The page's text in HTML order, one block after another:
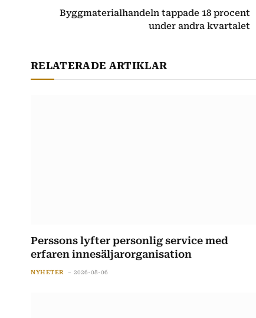
Byggmaterialhandeln tappade 18 procent
under andra kvartalet
RELATERADE ARTIKLAR
Perssons lyfter personlig service med
erfaren innesäljarorganisation
NYHETER 2026-08-06